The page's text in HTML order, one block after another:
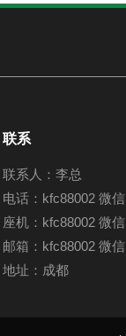
联系
联系人：李总
电话：kfc88002 微信
座机：kfc88002 微信
邮箱：kfc88002 微信
地址：成都